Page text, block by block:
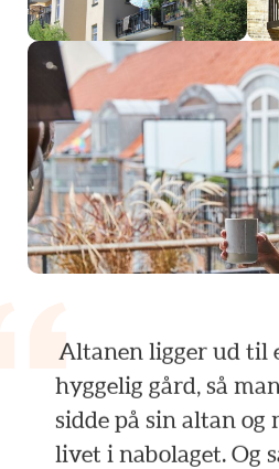
Altanen ligger ud til
hyggelig gård, så man
sidde på sin altan og
livet i nabolaget. Og